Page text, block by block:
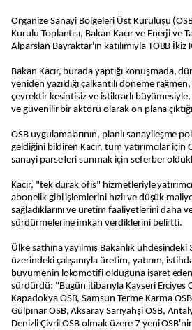
Organize Sanayi Bölgeleri Üst Kuruluşu
Kurulu Toplantısı, Bakan Kacır ve Enerji ve
Alparslan Bayraktar'ın katılımıyla TOBB
Bakan Kacır, burada yaptığı konuşmada,
yeniden yazıldığı çalkantılı döneme
çeyrektir kesintisiz ve istikrarlı
ve güvenilir bir aktörü olarak ön plana
OSB uygulamalarının, planlı sanayileşme
geldiğini bildiren Kacır, tüm yatırımcılar için
sanayi parselleri sunmak için seferber
Kacır, "tek durak ofis" hizmetleriyle
abonelik gibi işlemlerini hızlı ve düşük
sağladıklarını ve üretim faaliyetlerini daha
sürdürmelerine imkan verdiklerini belirtti.
Ülke sathına yayılmış Bakanlık
üzerindeki çalışanıyla üretim, yatırım,
büyümenin lokomotifi olduğuna işaret eden
sürdürdü: "Bugün itibarıyla Kayseri Erciyes
Kapadokya OSB, Samsun Terme Karma
Gülpınar OSB, Aksaray Sarıyahşi OSB,
Denizli Çivril OSB olmak üzere 7 yeni